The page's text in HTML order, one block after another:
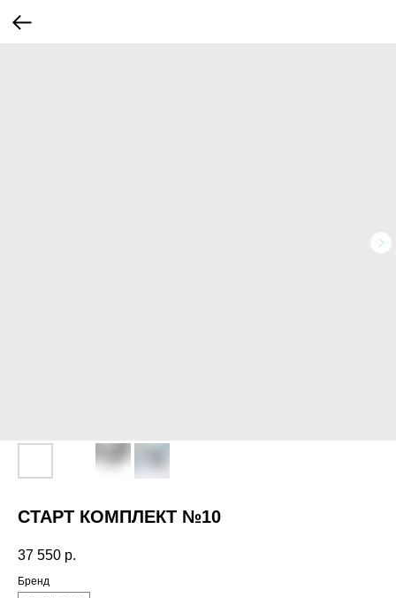
СТАРТ КОМПЛЕКТ №10
37 550 р.
Бренд